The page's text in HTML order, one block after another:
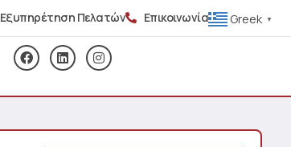
Εξυπηρέτηση Πελατών Επικοινωνία Greek ▼